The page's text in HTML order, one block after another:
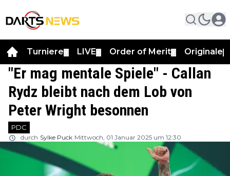
Turniere LIVE Order of Merit Originale
"Er mag mentale Spiele" - Callan
Rydz bleibt nach dem Lob von
Peter Wright besonnen
PDC
durch Sylke Puck Mittwoch, 01 Januar 2025 um 12:30